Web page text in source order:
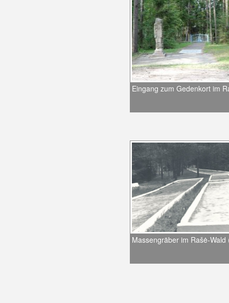
Eingang zum Gedenkort im
Massengräber im Rašė-Wald